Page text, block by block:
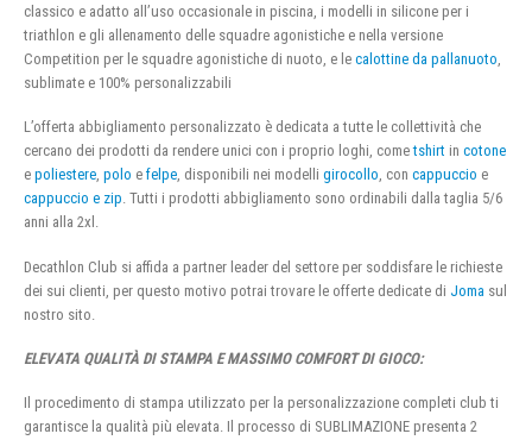
classico e adatto all’uso occasionale in piscina, i modelli in silicone per i
triathlon e gli allenamento delle squadre agonistiche e nella versione
Competition per le squadre agonistiche di nuoto, e le calottine da pallanuoto,
sublimate e 100% personalizzabili
L’offerta abbigliamento personalizzato è dedicata a tutte le collettività che
cercano dei prodotti da rendere unici con i proprio loghi, cometshirt in cotone
e poliestere, polo e felpe, disponibili nei modelli girocollo, con cappuccio e
cappuccio e zip. Tutti i prodotti abbigliamento sono ordinabili dalla taglia 5/6
anni alla 2xl.
Decathlon Club si affida a partner leader del settore per soddisfare le richieste
dei sui clienti, per questo motivo potrai trovare le offerte dedicate di Joma sul
nostro sito.
ELEVATA QUALITÀ DI STAMPA E MASSIMO COMFORT DI GIOCO:
Il procedimento di stampa utilizzato per la personalizzazione completi club ti
garantisce la qualità più elevata. Il processo di SUBLIMAZIONE presenta 2